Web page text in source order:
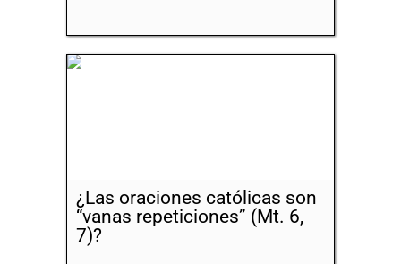
¿Las oraciones católicas son
“vanas repeticiones” (Mt. 6,
7)?